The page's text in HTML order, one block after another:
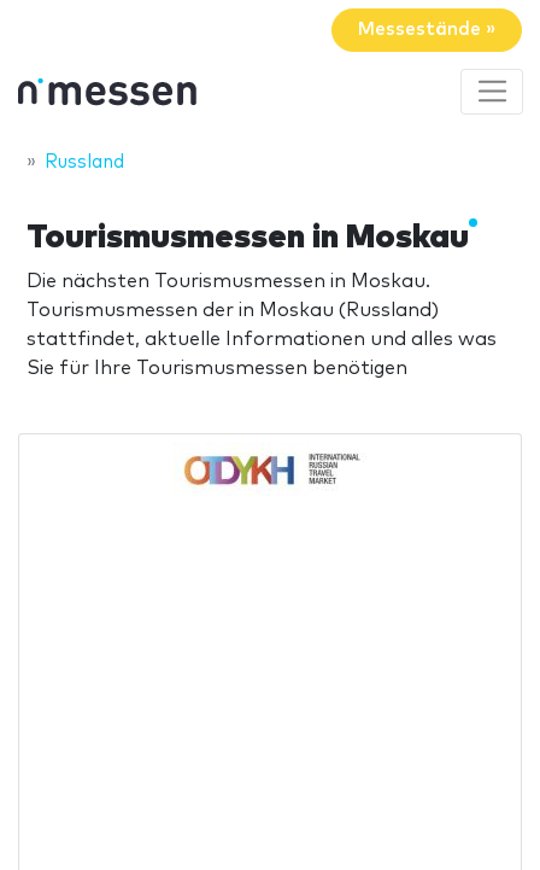
Messestände »
Russland
Tourismusmessen in Moskau
Die nächsten Tourismusmessen in Moskau.
Tourismusmessen der in Moskau (Russland)
stattfindet, aktuelle Informationen und alles was
Sie für Ihre Tourismusmessen benötigen